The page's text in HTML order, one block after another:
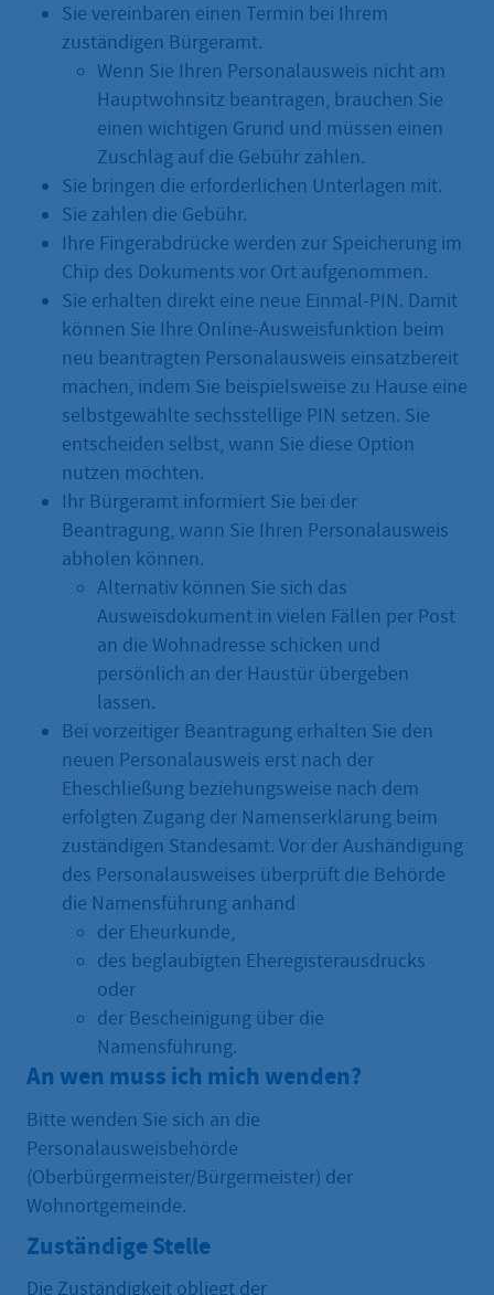
Sie vereinbaren einen Termin bei Ihrem
zuständigen Bürgeramt.
Wenn Sie Ihren Personalausweis nicht am
Hauptwohnsitz beantragen, brauchen Sie
einen wichtigen Grund und müssen einen
Zuschlag auf die Gebühr zahlen.
Sie bringen die erforderlichen Unterlagen mit.
Sie zahlen die Gebühr.
Ihre Fingerabdrücke werden zur Speicherung im
Chip des Dokuments vor Ort aufgenommen.
Sie erhalten direkt eine neue Einmal-PIN. Damit
können Sie Ihre Online-Ausweisfunktion beim
neu beantragten Personalausweis einsatzbereit
machen, indem Sie beispielsweise zu Hause eine
selbstgewählte sechsstellige PIN setzen. Sie
entscheiden selbst, wann Sie diese Option
nutzen möchten.
Ihr Bürgeramt informiert Sie bei der
Beantragung, wann Sie Ihren Personalausweis
abholen können.
Alternativ können Sie sich das
Ausweisdokument in vielen Fällen per Post
an die Wohnadresse schicken und
persönlich an der Haustür übergeben
lassen.
Bei vorzeitiger Beantragung erhalten Sie den
neuen Personalausweis erst nach der
Eheschließung beziehungsweise nach dem
erfolgten Zugang der Namenserklärung beim
zuständigen Standesamt. Vor der Aushändigung
des Personalausweises überprüft die Behörde
die Namensführung anhand
der Eheurkunde,
des beglaubigten Eheregisterausdrucks
oder
der Bescheinigung über die
Namensführung.
An wen muss ich mich wenden?
Bitte wenden Sie sich an die
Personalausweisbehörde
(Oberbürgermeister/Bürgermeister) der
Wohnortgemeinde.
Zuständige Stelle
Die Zuständigkeit obliegt der